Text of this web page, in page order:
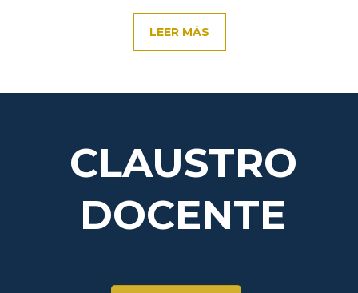
LEER MÁS
CLAUSTRO
DOCENTE